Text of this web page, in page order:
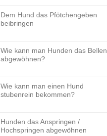
Dem Hund das Pfötchengeben
beibringen
Wie kann man Hunden das Bellen
abgewöhnen?
Wie kann man einen Hund
stubenrein bekommen?
Hunden das Anspringen /
Hochspringen abgewöhnen